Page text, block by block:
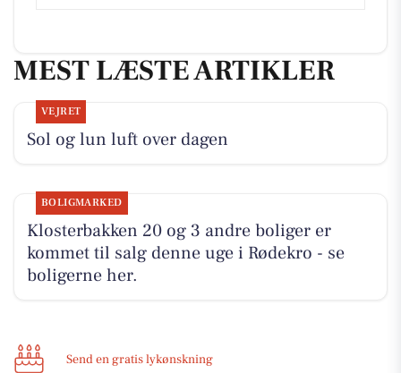
MEST LÆSTE ARTIKLER
VEJRET
Sol og lun luft over dagen
BOLIGMARKED
Klosterbakken 20 og 3 andre boliger er
kommet til salg denne uge i Rødekro - se
boligerne her.
Send en gratis lykønskning